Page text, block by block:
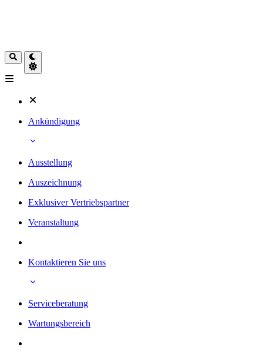
Ankündigung
Ausstellung
Auszeichnung
Exklusiver Vertriebspartner
Veranstaltung
Kontaktieren Sie uns
Serviceberatung
Wartungsbereich